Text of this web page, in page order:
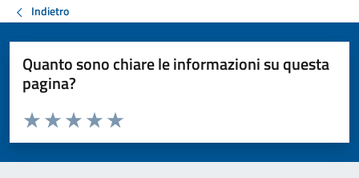
Indietro
Quanto sono chiare le informazioni su questa
pagina?
Valuta da 1 a 5 stelle la pagina
Valuta 5 stelle su 5
Valuta 4 stelle su 5
Valuta 3 stelle su 5
Valuta 2 stelle su 5
Valuta 1 stelle su 5